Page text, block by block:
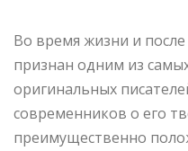
Во время жизни и
признан одним из
оригинальных
современников о его
преимущественно